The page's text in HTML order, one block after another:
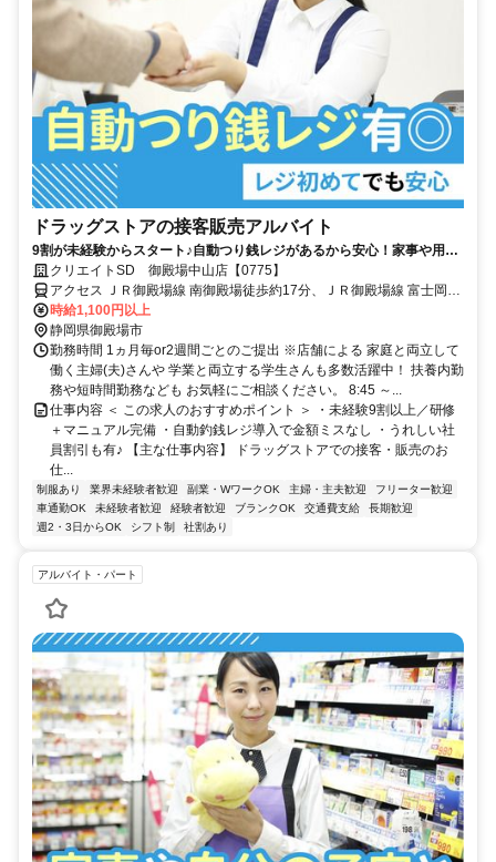
ドラッグストアの接客販売アルバイト
9割が未経験からスタート♪自動つり銭レジがあるから安心！家事や用事
と両立もできる◎うれしい社員割引有
クリエイトSD 御殿場中山店【0775】
アクセス ＪＲ御殿場線 南御殿場徒歩約17分、ＪＲ御殿場線 富士岡徒
歩約19分、ＪＲ御殿場線 御殿場富士山口徒歩約55分
時給1,100円以上
静岡県御殿場市
勤務時間 1ヵ月毎or2週間ごとのご提出 ※店舗による 家庭と両立して
働く主婦(夫)さんや 学業と両立する学生さんも多数活躍中！ 扶養内勤
務や短時間勤務なども お気軽にご相談ください。 8:45 ～...
仕事内容 ＜ この求人のおすすめポイント ＞ ・未経験9割以上／研修
＋マニュアル完備 ・自動釣銭レジ導入で金額ミスなし ・うれしい社
員割引も有♪ 【主な仕事内容】 ドラッグストアでの接客・販売のお
仕...
制服あり 業界未経験者歓迎 副業・WワークOK 主婦・主夫歓迎
フリーター歓迎
車通勤OK
未経験者歓迎 経験者歓迎 ブランクOK 交通費支給
長期歓迎
週2・3日からOK
シフト制 社割あり
アルバイト・パート